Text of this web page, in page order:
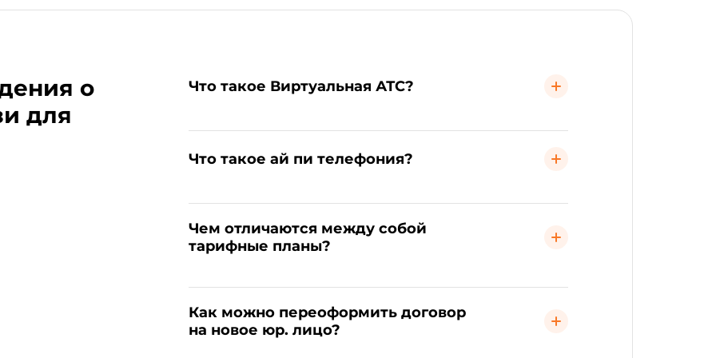
о
для
Что такое Виртуальная АТС?
Что такое ай пи телефония?
Чем отличаются между собой
тарифные планы?
Как можно переоформить договор
на новое юр. лицо?